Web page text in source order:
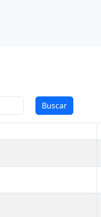
Buscar